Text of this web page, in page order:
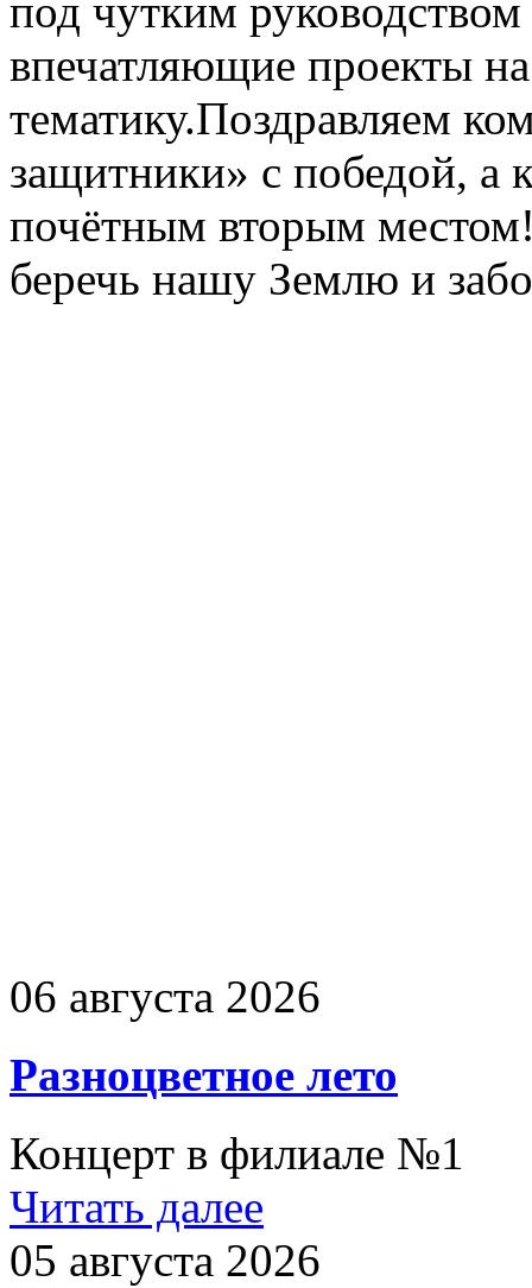
под чутким
впечатляющие проекты
тематику.Поздравляем
защитники» с победой, а
почётным вторым
беречь нашу Землю и
06 августа 2026
Разноцветное лето
Концерт в филиале №1
Читать далее
05 августа 2026